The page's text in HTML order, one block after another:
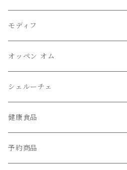
モディフ
オッペン オム
シェルーチェ
健康食品
予約商品